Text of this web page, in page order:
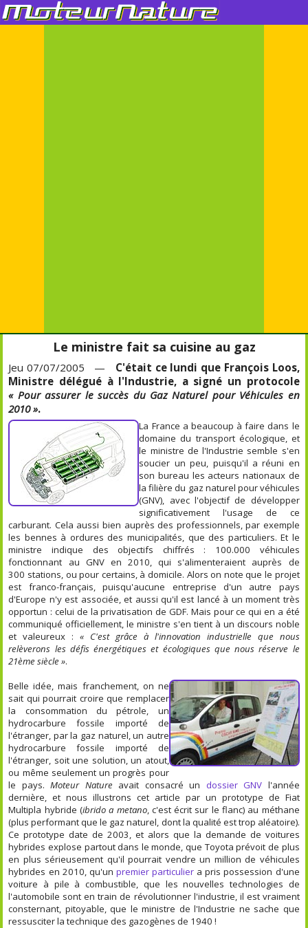
Le ministre fait sa cuisine au gaz
Jeu 07/07/2005 — C'était ce lundi que François Loos,
Ministre délégué à l'Industrie, a signé un protocole
« Pour assurer le succès du Gaz Naturel pour Véhicules en
2010 ».
La France a beaucoup à faire dans le
domaine du transport écologique, et
le ministre de l'Industrie semble s'en
soucier un peu, puisqu'il a réuni en
son bureau les acteurs nationaux de
la filière du gaz naturel pour véhicules
(GNV), avec l'objectif de développer
significativement l'usage de ce
carburant. Cela aussi bien auprès des professionnels, par exemple
les bennes à ordures des municipalités, que des particuliers. Et le
ministre indique des objectifs chiffrés : 100.000 véhicules
fonctionnant au GNV en 2010, qui s'alimenteraient auprès de
300 stations, ou pour certains, à domicile. Alors on note que le projet
est franco-français, puisqu'aucune entreprise d'un autre pays
d'Europe n'y est associée, et aussi qu'il est lancé à un moment très
opportun : celui de la privatisation de GDF. Mais pour ce qui en a été
communiqué officiellement, le ministre s'en tient à un discours noble
et valeureux :« C'est grâce à l'innovation industrielle que nous
relèverons les défis énergétiques et écologiques que nous réserve le
21ème siècle ».
Belle idée, mais franchement, on ne
sait qui pourrait croire que remplacer
la consommation du pétrole, un
hydrocarbure fossile importé de
l'étranger, par la gaz naturel, un autre
hydrocarbure fossile importé de
l'étranger, soit une solution, un atout,
ou même seulement un progrès pour
le pays.Moteur Nature avait consacré un dossier GNV l'année
dernière, et nous illustrons cet article par un prototype de Fiat
Multipla hybride (ibrido a metano, c'est écrit sur le flanc) au méthane
(plus performant que le gaz naturel, dont la qualité est trop aléatoire).
Ce prototype date de 2003, et alors que la demande de voitures
hybrides explose partout dans le monde, que Toyota prévoit de plus
en plus sérieusement qu'il pourrait vendre un million de véhicules
hybrides en 2010, qu'un premier particulier a pris possession d'une
voiture à pile à combustible, que les nouvelles technologies de
l'automobile sont en train de révolutionner l'industrie, il est vraiment
consternant, pitoyable, que le ministre de l'Industrie ne sache que
ressusciter la technique des gazogènes de 1940 !